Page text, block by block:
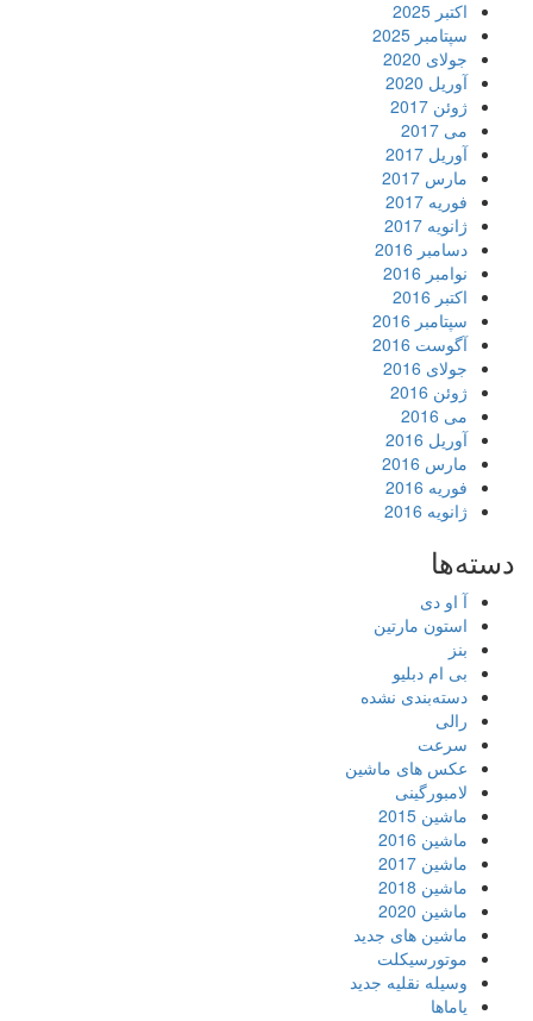
اکتبر 2025
سپتامبر 2025
جولای 2020
آوریل 2020
ژوئن 2017
می 2017
آوریل 2017
مارس 2017
فوریه 2017
ژانویه 2017
دسامبر 2016
نوامبر 2016
اکتبر 2016
سپتامبر 2016
آگوست 2016
جولای 2016
ژوئن 2016
می 2016
آوریل 2016
مارس 2016
فوریه 2016
ژانویه 2016
دسته‌ها
آ او دی
استون مارتین
بنز
بی ام دبلیو
دسته‌بندی نشده
رالی
سرعت
عکس های ماشین
لامبورگینی
ماشین 2015
ماشین 2016
ماشین 2017
ماشین 2018
ماشین 2020
ماشین های جدید
موتورسیکلت
وسیله نقلیه جدید
یاماها